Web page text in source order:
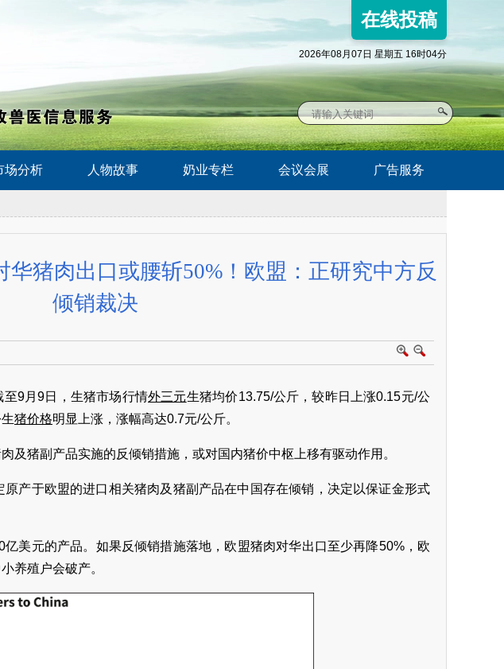
在线投稿
2026年08月07日 星期五 16时04分
场分析 人物故事 奶业专栏 会议会展 广告服务
猪肉出口或腰斩50%！欧盟：正研究中方反
倾销裁决
9月9日，生猪市场行情外三元生猪均价13.75/公斤，较昨日上涨0.15元/公
猪价格明显上涨，涨幅高达0.7元/公斤。
及猪副产品实施的反倾销措施，或对国内猪价中枢上移有驱动作用。
产于欧盟的进口相关猪肉及猪副产品在中国存在倾销，决定以保证金形式
美元的产品。如果反倾销措施落地，欧盟猪肉对华出口至少再降50%，欧
养殖户会破产。